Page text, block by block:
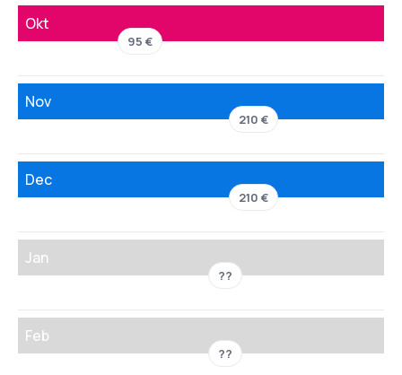
Okt
95 €
Nov
210 €
Dec
210 €
Jan
??
Feb
??